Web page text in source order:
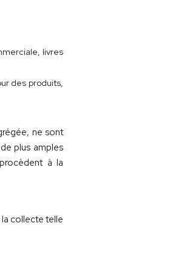
livres
des produits,
ne sont
plus amples
à la
collecte telle